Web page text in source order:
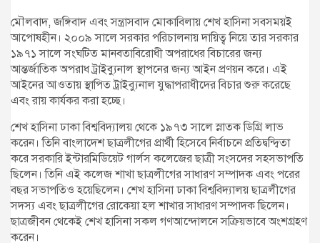
মৌলবাদ, জঙ্গিবাদ এবং সন্ত্রাসবাদ মোকাবিলায় শেখ হাসিনা সবসময়ই
আপোষহীন। ২০০৯ সালে সরকার পরিচালনায় দায়িত্ব নিয়ে তার সরকার
১৯৭১ সালে সংঘটিত মানবতাবিরোধী অপরাধের বিচারের জন্য
আন্তর্জাতিক অপরাধ ট্রাইব্যুনাল স্থাপনের জন্য আইন প্রণয়ন করে। এই
আইনের আওতায় স্থাপিত ট্রাইব্যুনাল যুদ্ধাপরাধীদের বিচার শুরু করেছে
এবং রায় কার্যকর করা হচ্ছে।
শেখ হাসিনা ঢাকা বিশ্ববিদ্যালয় থেকে ১৯৭৩ সালে স্নাতক ডিগ্রি লাভ
করেন। তিনি বাংলাদেশ ছাত্রলীগের প্রার্থী হিসেবে নির্বাচনে প্রতিদ্বন্দ্বিতা
করে সরকারি ইন্টারমিডিয়েট গার্লস কলেজের ছাত্রী সংসদের সহসভাপতি
ছিলেন। তিনি এই কলেজ শাখা ছাত্রলীগের সাধারণ সম্পাদক এবং পরের
বছর সভাপতিও হয়েছিলেন। শেখ হাসিনা ঢাকা বিশ্ববিদ্যালয় ছাত্রলীগের
সদস্য এবং ছাত্রলীগের রোকেয়া হল শাখার সাধারণ সম্পাদক ছিলেন।
ছাত্রজীবন থেকেই শেখ হাসিনা সকল গণআন্দোলনে সক্রিয়ভাবে অংশগ্রহণ
করেন।